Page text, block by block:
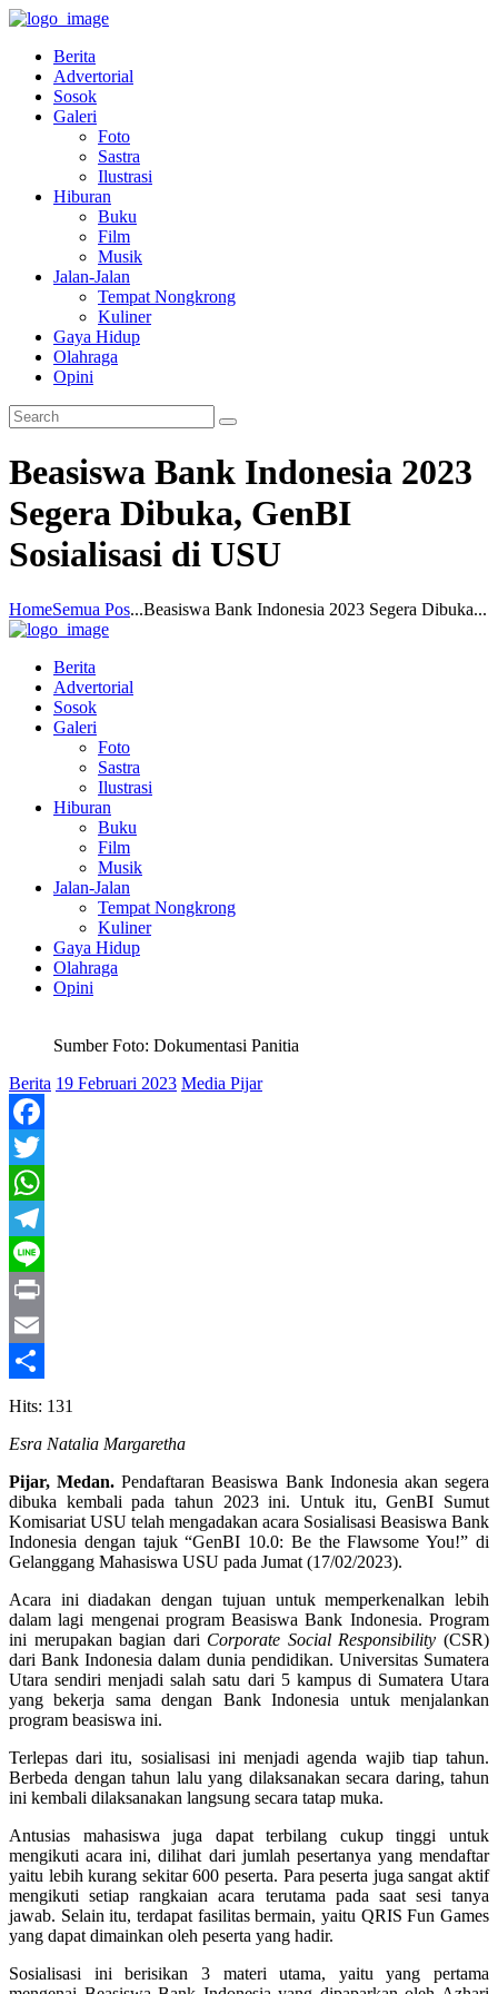
Berita
Advertorial
Sosok
Galeri
Foto
Sastra
Ilustrasi
Hiburan
Buku
Film
Musik
Jalan-Jalan
Tempat Nongkrong
Kuliner
Gaya Hidup
Olahraga
Opini
Beasiswa Bank Indonesia 2023
Segera Dibuka, GenBI
Sosialisasi di USU
HomeSemua Pos...Beasiswa Bank Indonesia 2023 Segera Dibuka...
Berita
Advertorial
Sosok
Galeri
Foto
Sastra
Ilustrasi
Hiburan
Buku
Film
Musik
Jalan-Jalan
Tempat Nongkrong
Kuliner
Gaya Hidup
Olahraga
Opini
Sumber Foto: Dokumentasi Panitia
Berita 19 Februari 2023 Media Pijar
Facebook
Twitter
WhatsApp
Telegram
Line
Print
Email
Share
Hits: 131
Esra Natalia Margaretha
Pijar, Medan.Pendaftaran Beasiswa Bank Indonesia akan segera
dibuka kembali pada tahun 2023 ini. Untuk itu, GenBI Sumut
Komisariat USU telah mengadakan acara Sosialisasi Beasiswa Bank
Indonesia dengan tajuk “GenBI 10.0: Be the Flawsome You!” di
Gelanggang Mahasiswa USU pada Jumat (17/02/2023).
Acara ini diadakan dengan tujuan untuk memperkenalkan lebih
dalam lagi mengenai program Beasiswa Bank Indonesia. Program
ini merupakan bagian dari Corporate Social Responsibility(CSR)
dari Bank Indonesia dalam dunia pendidikan. Universitas Sumatera
Utara sendiri menjadi salah satu dari 5 kampus di Sumatera Utara
yang bekerja sama dengan Bank Indonesia untuk menjalankan
program beasiswa ini.
Terlepas dari itu, sosialisasi ini menjadi agenda wajib tiap tahun.
Berbeda dengan tahun lalu yang dilaksanakan secara daring, tahun
ini kembali dilaksanakan langsung secara tatap muka.
Antusias mahasiswa juga dapat terbilang cukup tinggi untuk
mengikuti acara ini, dilihat dari jumlah pesertanya yang mendaftar
yaitu lebih kurang sekitar 600 peserta. Para peserta juga sangat aktif
mengikuti setiap rangkaian acara terutama pada saat sesi tanya
jawab. Selain itu, terdapat fasilitas bermain, yaitu QRIS Fun Games
yang dapat dimainkan oleh peserta yang hadir.
Sosialisasi ini berisikan 3 materi utama, yaitu yang pertama